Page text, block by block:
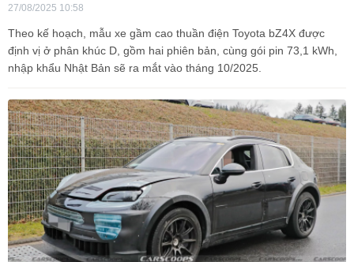
27/08/2025 10:58
Theo kế hoạch, mẫu xe gầm cao thuần điện Toyota bZ4X được
định vị ở phân khúc D, gồm hai phiên bản, cùng gói pin 73,1 kWh,
nhập khẩu Nhật Bản sẽ ra mắt vào tháng 10/2025.